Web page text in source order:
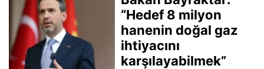
“Hedef 8 milyon
hanenin doğal gaz
ihtiyacını
karşılayabilmek”